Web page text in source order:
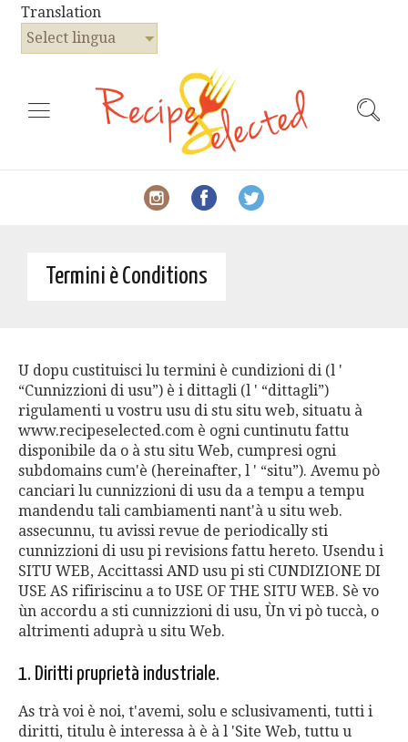
Translation
Select lingua
Termini è Conditions
U dopu custituisci lu termini è cundizioni di (l '
“Cunnizzioni di usu”) è i dittagli (l ' “dittagli”)
rigulamenti u vostru usu di stu situ web, situatu à
www.recipeselected.com è ogni cuntinutu fattu
disponibile da o à stu situ Web, cumpresi ogni
subdomains cum'è (hereinafter, l ' “situ”). Avemu pò
canciari lu cunnizzioni di usu da a tempu a tempu
mandendu tali cambiamenti nant'à u situ web.
assecunnu, tu avissi revue de periodically sti
cunnizzioni di usu pi revisions fattu hereto. Usendu i
SITU WEB, Accittassi AND usu pi sti CUNDIZIONE DI
USE AS rifiriscinu a to USE OF THE SITU WEB. Sè vo
ùn accordu a sti cunnizzioni di usu, Ùn vi pò tuccà, o
altrimenti aduprà u situ Web.
1. Diritti pruprietà industriale.
As trà voi è noi, t'avemi, solu e sclusivamenti, tutti i
diritti, titulu è interessa à è à l 'Site Web, tuttu u